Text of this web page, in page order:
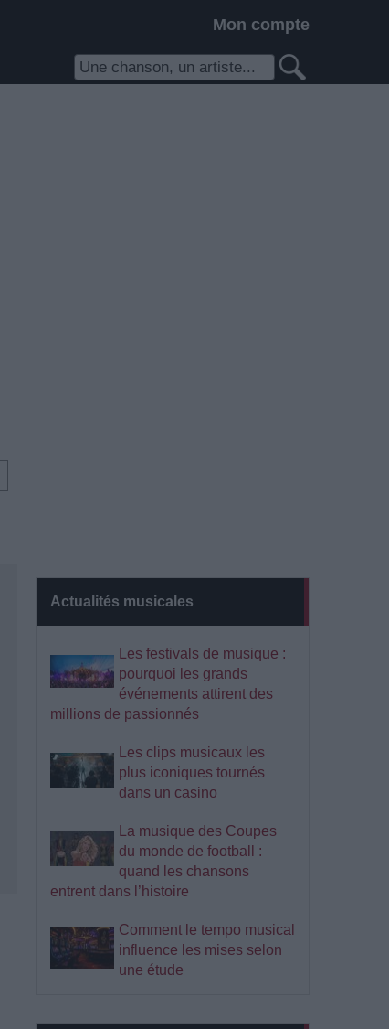
Mon compte
Actualités musicales
Les festivals de musique :
pourquoi les grands
événements attirent des
millions de passionnés
Les clips musicaux les
plus iconiques tournés
dans un casino
La musique des Coupes
du monde de football :
quand les chansons
entrent dans l’histoire
Comment le tempo musical
influence les mises selon
une étude